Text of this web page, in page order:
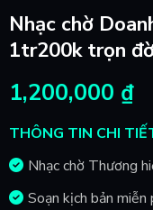
Nhạc chờ
1tr200k trọn
1,200,000 ₫
THÔNG TIN CHI
Nhạc chờ Thương
Soạn kịch bản miễn